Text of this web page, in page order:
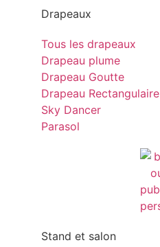
Drapeaux
Tous les drapeaux
Drapeau plume
Drapeau Goutte
Drapeau Rectangulaire
Sky Dancer
Parasol
Stand et salon